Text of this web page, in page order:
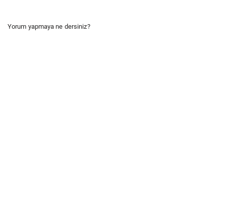
Yorum yapmaya ne dersiniz?